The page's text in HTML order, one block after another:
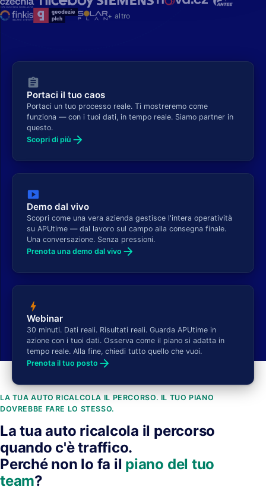
+ altro
assignment
Portaci il tuo caos
Portaci un tuo processo reale. Ti mostreremo come
funziona — con i tuoi dati, in tempo reale. Siamo partner in
questo.
Scopri di più arrow_forward
smart_display
Demo dal vivo
Scopri come una vera azienda gestisce l'intera operatività
su APUtime — dal lavoro sul campo alla consegna finale.
Una conversazione. Senza pressioni.
Prenota una demo dal vivo arrow_forward
bolt
Webinar
30 minuti. Dati reali. Risultati reali. Guarda APUtime in
azione con i tuoi dati. Osserva come il piano si adatta in
tempo reale. Alla fine, chiedi tutto quello che vuoi.
Prenota il tuo posto arrow_forward
LA TUA AUTO RICALCOLA IL PERCORSO. IL TUO PIANO
DOVREBBE FARE LO STESSO.
La tua auto ricalcola il percorso
quando c'è traffico.
Perché non lo fa il piano del tuo
team?